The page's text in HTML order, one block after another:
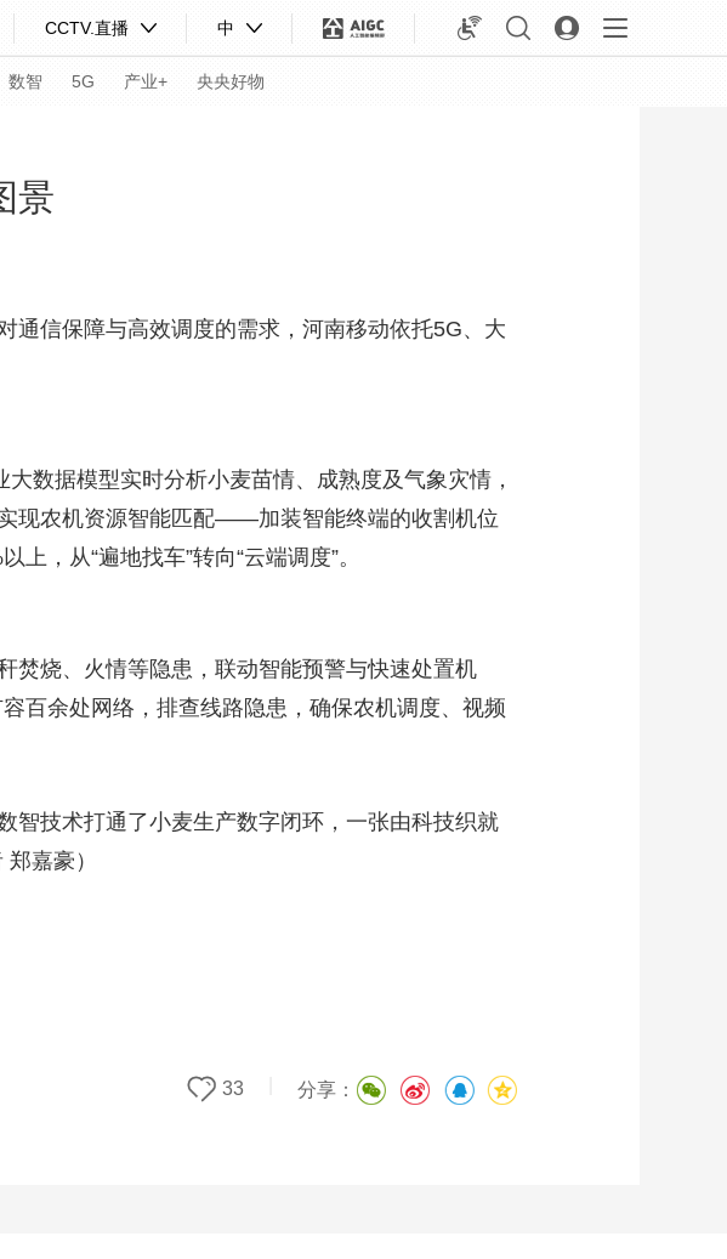
CCTV.直播 中
数智 5G 产业+ 央央好物
评 锋面
际足球 网球 综合体育 亚冬会
景
通信保障与高效调度的需求，河南移动依托5G、大
数据模型实时分析小麦苗情、成熟度及气象灾情，
现农机资源智能匹配——加装智能终端的收割机位
，从“遍地找车”转向“云端调度”。
焚烧、火情等隐患，联动智能预警与快速处置机
百余处网络，排查线路隐患，确保农机调度、视频
智技术打通了小麦生产数字闭环，一张由科技织就
嘉豪）
分享：
33